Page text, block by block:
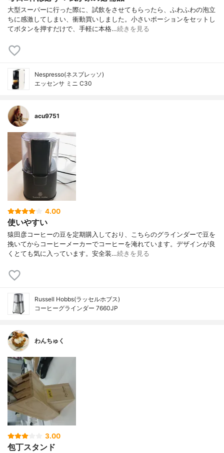
大型スーパーに行った際に、試飲をさせてもらったら、ふわふわの泡立
ちに感激してしまい、衝動買いしました。小さいポーションをセットし
てボタンを押すだけで、手軽に本格…続きを見る
Nespresso(ネスプレッソ)
エッセンサ ミニ C30
acu9751
4.00
使いやすい
猿田彦コーヒーの豆を定期購入しており、こちらのグラインダーで豆を
挽いてからコーヒーメーカーでコーヒーを淹れています。デザインが良
くとても気に入っています。安全装…続きを見る
Russell Hobbs(ラッセルホブス)
コーヒーグラインダー 7660JP
わんちゅく
3.00
包丁スタンド